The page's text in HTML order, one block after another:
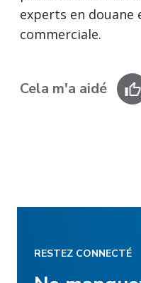
experts en
commerciale.
Cela m'a aidé
RESTEZ CONNECTÉ